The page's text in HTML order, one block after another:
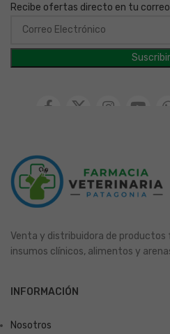
Recibe ofertas directo en tu
Venta y distribuidora de
insumos clínicos, alimentos y
INFORMACIÓN
Nosotros